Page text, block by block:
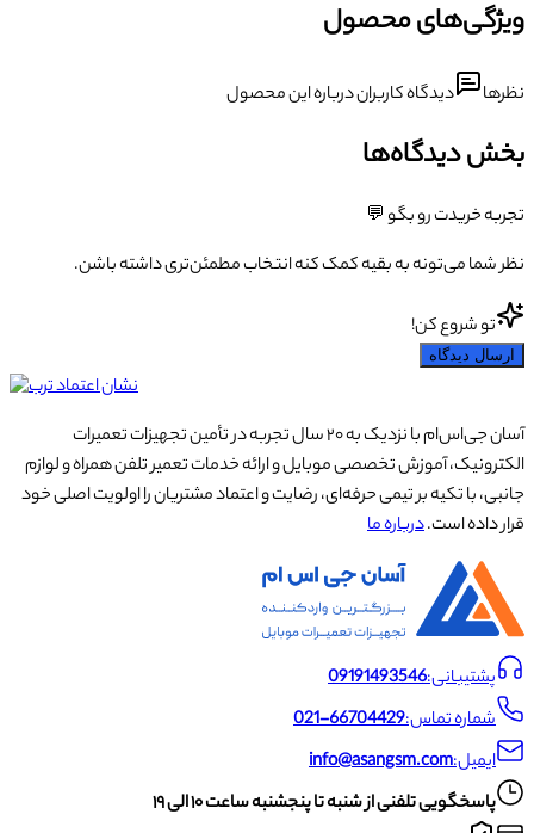
ویژگی‌های محصول
نظرها دیدگاه کاربران درباره این محصول
بخش دیدگاه‌ها
تجربه خریدت رو بگو 💬
نظر شما می‌تونه به بقیه کمک کنه انتخاب مطمئن‌تری داشته باشن.
تو شروع کن!
ارسال دیدگاه
آسان جی‌اس‌ام با نزدیک به ۲۰ سال تجربه در تأمین تجهیزات تعمیرات
الکترونیک، آموزش تخصصی موبایل و ارائه خدمات تعمیر تلفن همراه و لوازم
جانبی، با تکیه بر تیمی حرفه‌ای، رضایت و اعتماد مشتریان را اولویت اصلی خود
قرار داده است.درباره ما
پشتیبانی:09191493546
شماره تماس:021-66704429
ایمیل:info@asangsm.com
پاسخگویی تلفنی از شنبه تا پنجشنبه ساعت ۱۰ الی ۱۹